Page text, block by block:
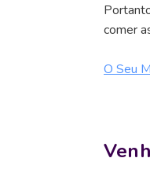
comer
O Seu